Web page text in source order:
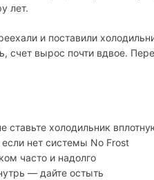
лет.
и поставили
счет вырос почти вдвое.
ставьте холодильник
нет системы No Frost
часто и надолго
— дайте остыть